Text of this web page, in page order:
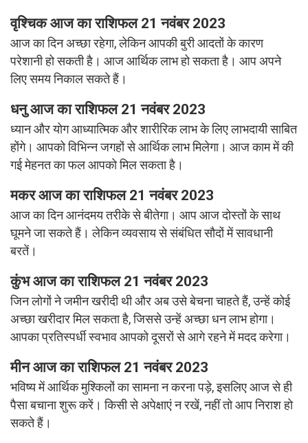
वृश्चिकआज का राशिफल 21 नवंबर 2023
आज का दिन अच्छा रहेगा, लेकिन आपकी बुरी आदतों के कारण
परेशानी हो सकती है। आज आर्थिक लाभ हो सकता है। आप अपने
लिए समय निकाल सकते हैं।
धनुआज का राशिफल 21 नवंबर 2023
ध्यान और योग आध्यात्मिक और शारीरिक लाभ के लिए लाभदायी साबित
होंगे। आपको विभिन्न जगहों से आर्थिक लाभ मिलेगा। आज काम में की
गई मेहनत का फल आपको मिल सकता है।
मकरआज का राशिफल 21 नवंबर 2023
आज का दिन आनंदमय तरीके से बीतेगा। आप आज दोस्तों के साथ
घूमने जा सकते हैं। लेकिन व्यवसाय से संबंधित सौदों में सावधानी
बरतें।
कुंभआज का राशिफल 21 नवंबर 2023
जिन लोगों ने जमीन खरीदी थी और अब उसे बेचना चाहते हैं, उन्हें कोई
अच्छा खरीदार मिल सकता है, जिससे उन्हें अच्छा धन लाभ होगा।
आपका प्रतिस्पर्धी स्वभाव आपको दूसरों से आगे रहने में मदद करेगा।
मीनआज का राशिफल 21 नवंबर 2023
भविष्य में आर्थिक मुश्किलों का सामना न करना पड़े, इसलिए आज से ही
पैसा बचाना शुरू करें। किसी से अपेक्षाएं न रखें, नहीं तो आप निराश हो
सकते हैं।